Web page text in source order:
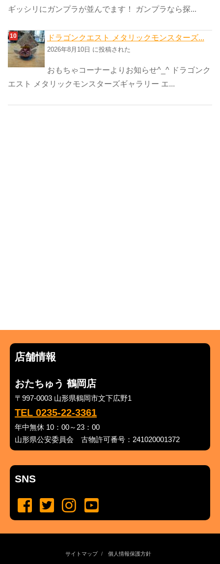
ギッシリにガンプラが並んでます！ ガンプラなら探...
ドラゴンクエスト メタリックモンスターズ...
2026年8月10日 に投稿された
おもちゃコーナーよりお知らせ^_^ ドラゴンク
エスト メタリックモンスターズギャラリー エ...
店舗情報
おたちゅう 鶴岡店
〒997-0003 山形県鶴岡市文下広野1
TEL 0235-22-3361
年中無休 10：00～23：00
山形県公安委員会 古物許可番号：241020001372
SNS
サイトマップ 個人情報保護方針